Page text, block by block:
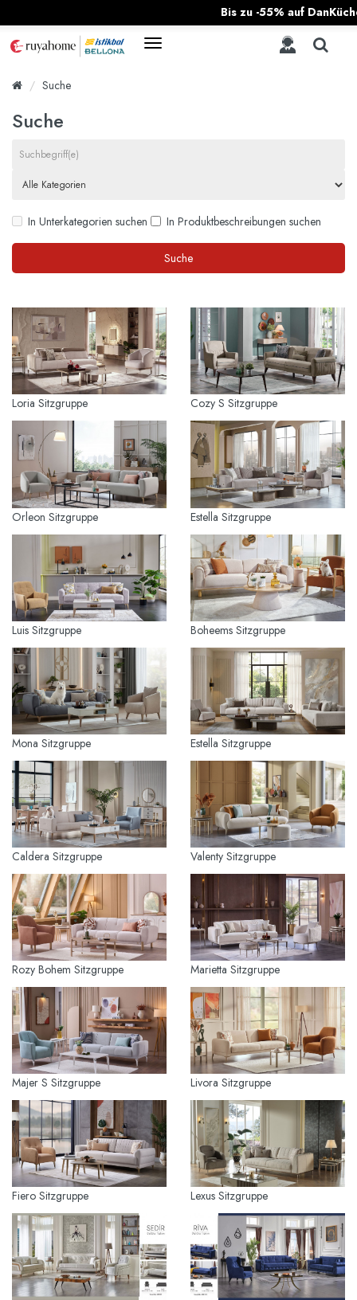
Bis zu -55% auf
Suche
Suche
In Unterkategorien suchen In Produktbeschreibungen suchen
Loria Sitzgruppe Cozy S Sitzgruppe
Orleon Sitzgruppe Estella Sitzgruppe
Luis Sitzgruppe Boheems Sitzgruppe
Mona Sitzgruppe Estella Sitzgruppe
Caldera Sitzgruppe Valenty Sitzgruppe
Rozy Bohem Sitzgruppe Marietta Sitzgruppe
Majer S Sitzgruppe Livora Sitzgruppe
Fiero Sitzgruppe Lexus Sitzgruppe